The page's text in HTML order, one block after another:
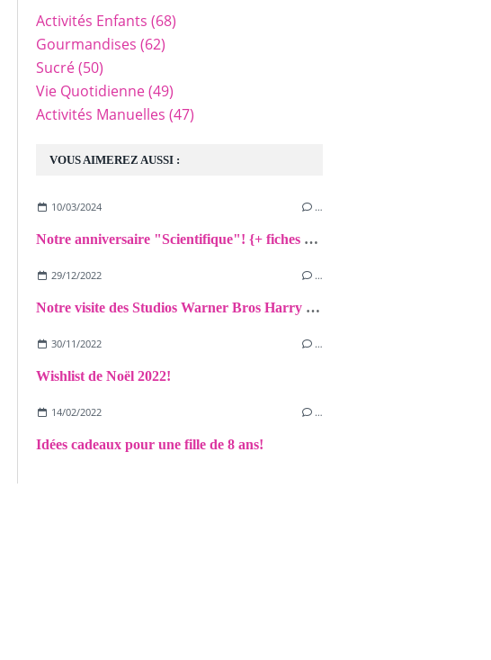
VOUS AIMEREZ AUSSI :
10/03/2024 …
Notre anniversaire "Scientifique"! {+ fiches expériences}
29/12/2022 …
Notre visite des Studios Warner Bros Harry Potter à Londres! {Avis+Astuces}
30/11/2022 …
Wishlist de Noël 2022!
14/02/2022 …
Idées cadeaux pour une fille de 8 ans!
Activités Enfants (68)
Gourmandises (62)
Sucré(50)
Vie Quotidienne(49)
Activités Manuelles (47)